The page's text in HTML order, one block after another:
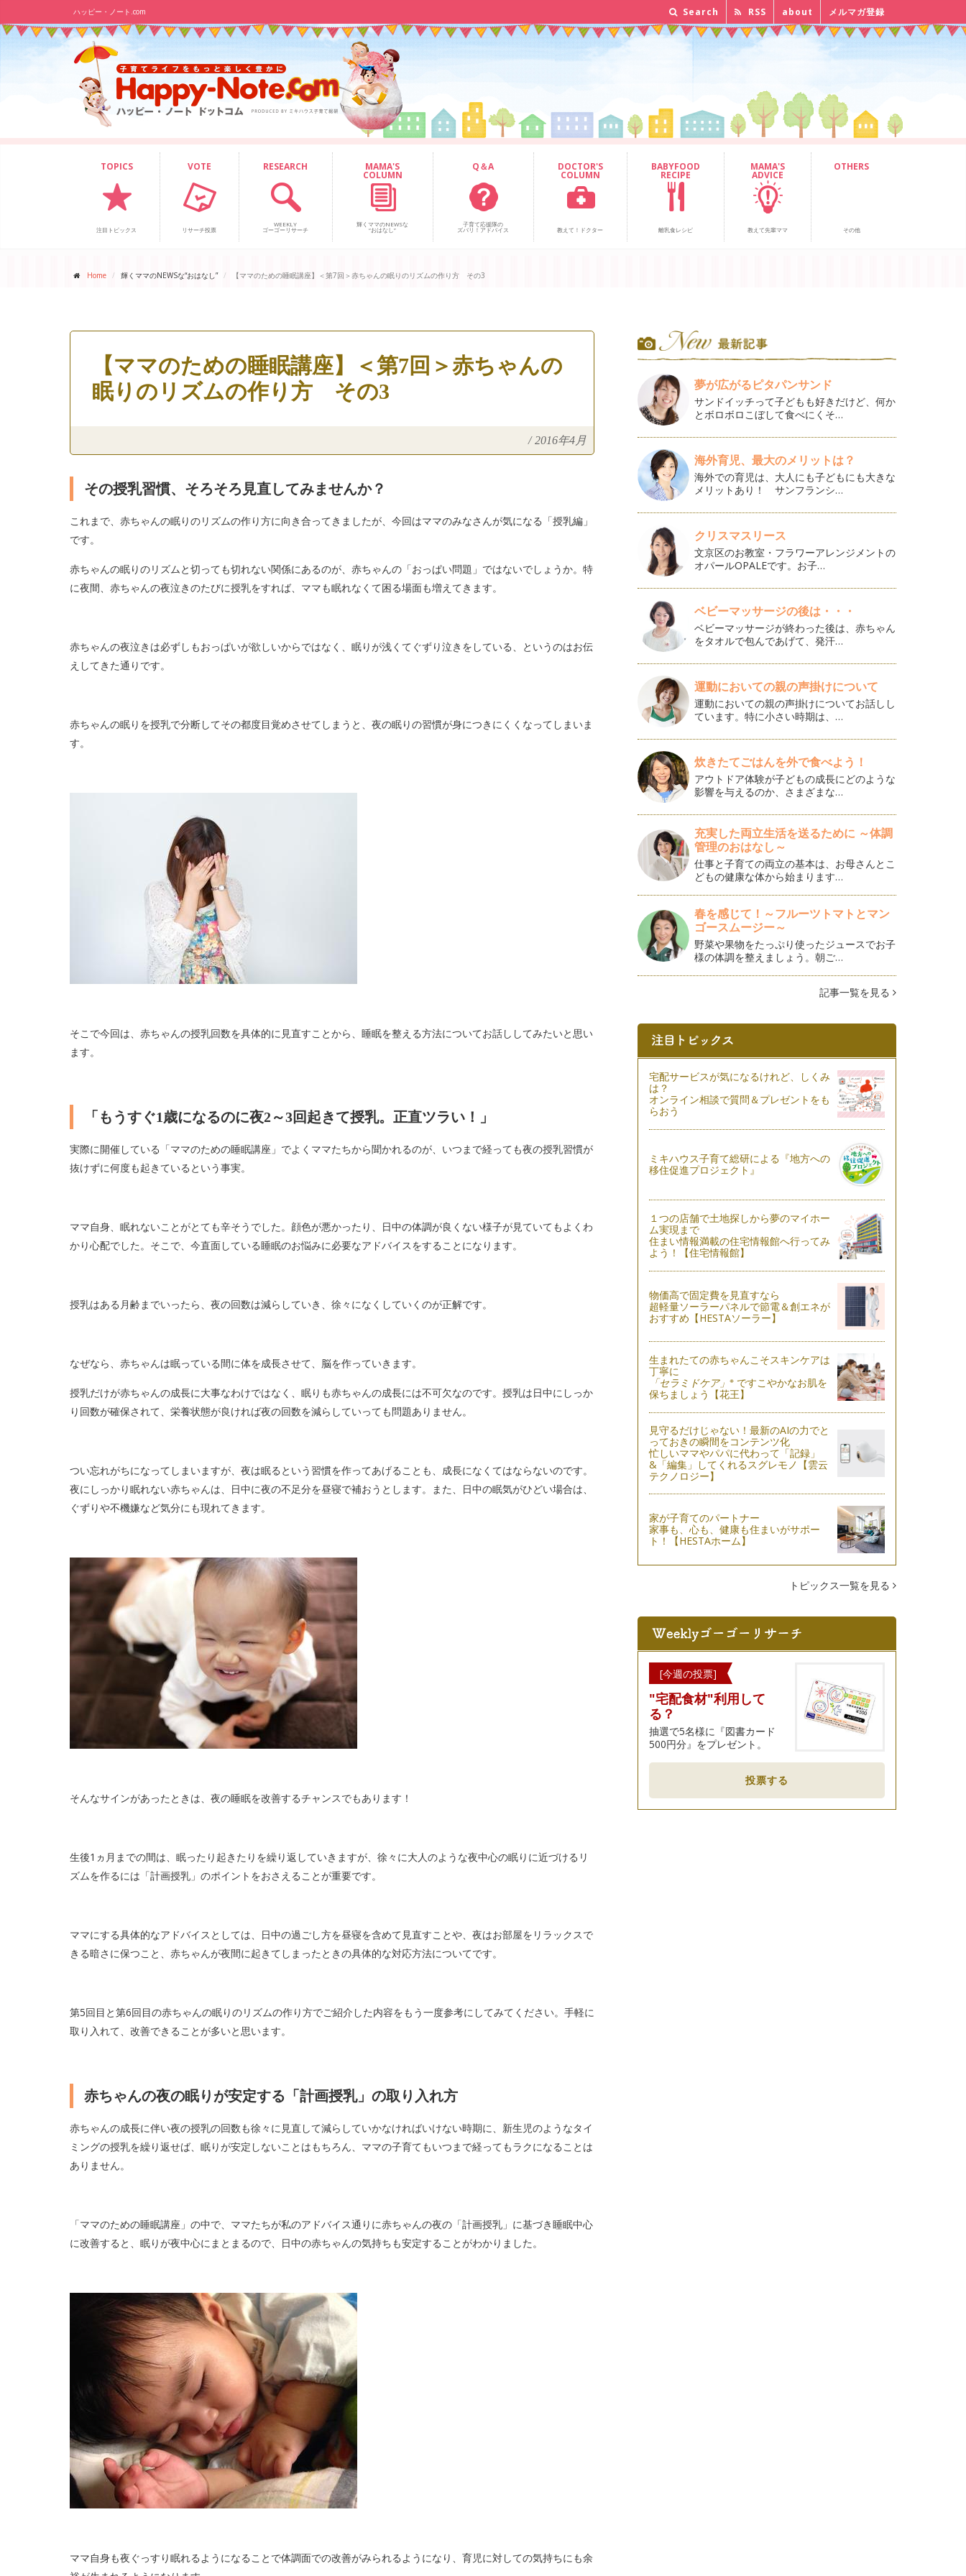
ハッピー・ノート.com Search RSS about メルマガ登録
TOPICS
注目トピックス
VOTE
リサーチ投票
RESEARCH
WEEKLY
ゴーゴーリサーチ
MAMA'S
COLUMN
輝くママのNEWSな
“おはなし”
Q＆A
子育て応援隊の
ズバリ！アドバイス
DOCTOR'S
COLUMN
教えて！ドクター
BABYFOOD
RECIPE
離乳食レシピ
MAMA'S
ADVICE
教えて先輩ママ
OTHERS
その他
Home 輝くママのNEWSな“おはなし” 【ママのための睡眠講座】＜第7回＞赤ちゃんの眠りのリズムの作り方 その3
【ママのための睡眠講座】＜第7回＞赤ちゃんの
眠りのリズムの作り方 その3
/ 2016年4月
その授乳習慣、そろそろ見直してみませんか？
これまで、赤ちゃんの眠りのリズムの作り方に向き合ってきましたが、今回はママのみなさんが気になる「授乳編」
です。
赤ちゃんの眠りのリズムと切っても切れない関係にあるのが、赤ちゃんの「おっぱい問題」ではないでしょうか。特
に夜間、赤ちゃんの夜泣きのたびに授乳をすれば、ママも眠れなくて困る場面も増えてきます。
赤ちゃんの夜泣きは必ずしもおっぱいが欲しいからではなく、眠りが浅くてぐずり泣きをしている、というのはお伝
えしてきた通りです。
赤ちゃんの眠りを授乳で分断してその都度目覚めさせてしまうと、夜の眠りの習慣が身につきにくくなってしまいま
す。
そこで今回は、赤ちゃんの授乳回数を具体的に見直すことから、睡眠を整える方法についてお話ししてみたいと思い
ます。
「もうすぐ1歳になるのに夜2～3回起きて授乳。正直ツラい！」
実際に開催している「ママのための睡眠講座」でよくママたちから聞かれるのが、いつまで経っても夜の授乳習慣が
抜けずに何度も起きているという事実。
ママ自身、眠れないことがとても辛そうでした。顔色が悪かったり、日中の体調が良くない様子が見ていてもよくわ
かり心配でした。そこで、今直面している睡眠のお悩みに必要なアドバイスをすることになります。
授乳はある月齢までいったら、夜の回数は減らしていき、徐々になくしていくのが正解です。
なぜなら、赤ちゃんは眠っている間に体を成長させて、脳を作っていきます。
授乳だけが赤ちゃんの成長に大事なわけではなく、眠りも赤ちゃんの成長には不可欠なのです。授乳は日中にしっか
り回数が確保されて、栄養状態が良ければ夜の回数を減らしていっても問題ありません。
つい忘れがちになってしまいますが、夜は眠るという習慣を作ってあげることも、成長になくてはならないのです。
夜にしっかり眠れない赤ちゃんは、日中に夜の不足分を昼寝で補おうとします。また、日中の眠気がひどい場合は、
ぐずりや不機嫌など気分にも現れてきます。
そんなサインがあったときは、夜の睡眠を改善するチャンスでもあります！
生後1ヵ月までの間は、眠ったり起きたりを繰り返していきますが、徐々に大人のような夜中心の眠りに近づけるリ
ズムを作るには「計画授乳」のポイントをおさえることが重要です。
ママにする具体的なアドバイスとしては、日中の過ごし方を昼寝を含めて見直すことや、夜はお部屋をリラックスで
きる暗さに保つこと、赤ちゃんが夜間に起きてしまったときの具体的な対応方法についてです。
第5回目と第6回目の赤ちゃんの眠りのリズムの作り方でご紹介した内容をもう一度参考にしてみてください。手軽に
取り入れて、改善できることが多いと思います。
赤ちゃんの夜の眠りが安定する「計画授乳」の取り入れ方
赤ちゃんの成長に伴い夜の授乳の回数も徐々に見直して減らしていかなければいけない時期に、新生児のようなタイ
ミングの授乳を繰り返せば、眠りが安定しないことはもちろん、ママの子育てもいつまで経ってもラクになることは
ありません。
「ママのための睡眠講座」の中で、ママたちが私のアドバイス通りに赤ちゃんの夜の「計画授乳」に基づき睡眠中心
に改善すると、眠りが夜中心にまとまるので、日中の赤ちゃんの気持ちも安定することがわかりました。
ママ自身も夜ぐっすり眠れるようになることで体調面での改善がみられるようになり、育児に対しての気持ちにも余
夢が広がるピタパンサンド
サンドイッチって子どもも好きだけど、何か
とボロボロこぼして食べにくそ…
海外育児、最大のメリットは？
海外での育児は、大人にも子どもにも大きな
メリットあり！ サンフランシ…
クリスマスリース
文京区のお教室・フラワーアレンジメントの
オパールOPALEです。お子…
ベビーマッサージの後は・・・
ベビーマッサージが終わった後は、赤ちゃん
をタオルで包んであげて、発汗…
運動においての親の声掛けについて
運動においての親の声掛けについてお話しし
ています。特に小さい時期は、…
炊きたてごはんを外で食べよう！
アウトドア体験が子どもの成長にどのような
影響を与えるのか、さまざまな…
充実した両立生活を送るために ～体調
管理のおはなし～
仕事と子育ての両立の基本は、お母さんとこ
どもの健康な体から始まります…
春を感じて！～フルーツトマトとマン
ゴースムージー～
野菜や果物をたっぷり使ったジュースでお子
様の体調を整えましょう。朝ご…
記事一覧を見る
宅配サービスが気になるけれど、しくみ
は？
オンライン相談で質問＆プレゼントをも
らおう
ミキハウス子育て総研による『地方への
移住促進プロジェクト』
１つの店舗で土地探しから夢のマイホー
ム実現まで
住まい情報満載の住宅情報館へ行ってみ
よう！【住宅情報館】
物価高で固定費を見直すなら
超軽量ソーラーパネルで節電＆創エネが
おすすめ【HESTAソーラー】
生まれたての赤ちゃんこそスキンケアは
丁寧に
「セラミドケア」 ※ですこやかなお肌を
保ちましょう【花王】
見守るだけじゃない！最新のAIの力でと
っておきの瞬間をコンテンツ化
忙しいママやパパに代わって「記録」
&「編集」してくれるスグレモノ【雲云
テクノロジー】
家が子育てのパートナー
家事も、心も、健康も住まいがサポー
ト！【HESTAホーム】
トピックス一覧を見る
[今週の投票]
"宅配食材"利用して
る？
抽選で5名様に『図書カード
500円分』をプレゼント。
投票する